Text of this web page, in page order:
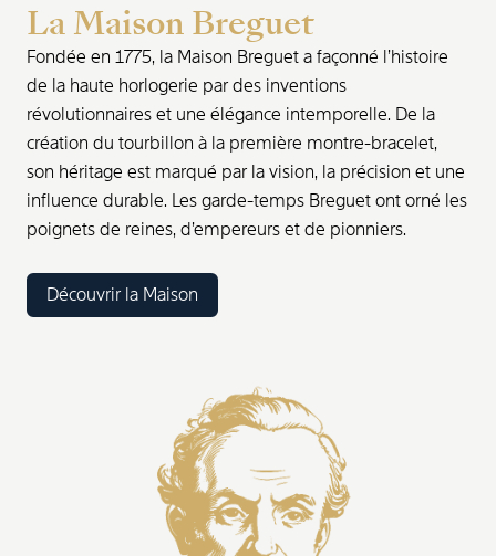
La Maison Breguet
Fondée en 1775, la Maison Breguet a façonné l’histoire
de la haute horlogerie par des inventions
révolutionnaires et une élégance intemporelle. De la
création du tourbillon à la première montre-bracelet,
son héritage est marqué par la vision, la précision et une
influence durable. Les garde-temps Breguet ont orné les
poignets de reines, d’empereurs et de pionniers.
Découvrir la Maison